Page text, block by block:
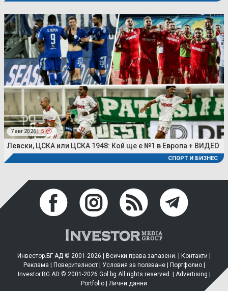
7 авг 2026 | 5
Левски, ЦСКА или ЦСКА 1948: Кой ще е №1 в Европа + ВИДЕО
СПОРТ И БИЗНЕС
Инвестор.БГ АД © 2001-2026 | Всички права запазени. | Контакти
Реклама
Поверителност| Условия за ползване| Портфолио|
Investor.BG AD © 2001-2026 Gol.bg All rights reserved. | Advertising
Portfolio
Лични данни